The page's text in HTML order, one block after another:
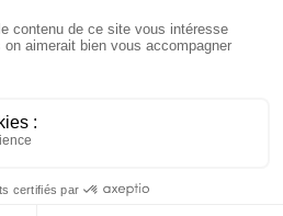
Mon panier
en 4x sans frais
statistiques et commerciales.